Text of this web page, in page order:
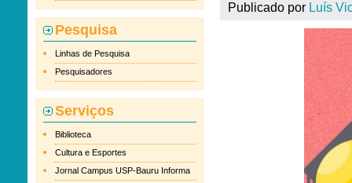
Pesquisa
Linhas de Pesquisa
Pesquisadores
Serviços
Biblioteca
Cultura e Esportes
Jornal Campus USP-Bauru Informa
Publicado por Luís